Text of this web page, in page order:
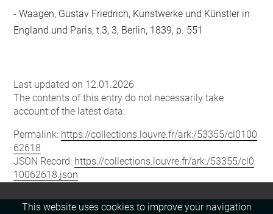
Waagen, Gustav Friedrich, Kunstwerke und Künstler in
England und Paris, t.3, 3, Berlin, 1839, p. 551
Last updated on 12.01.2026
The contents of this entry do not necessarily take
account of the latest data.
Permalink: https://collections.louvre.fr/ark:/53355/cl0100
62618
JSON Record: https://collections.louvre.fr/ark:/53355/cl0
10062618.json
This website uses cookies to improve your navigation